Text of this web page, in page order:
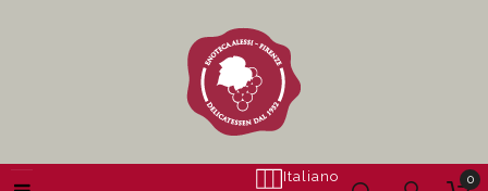
Italiano
0